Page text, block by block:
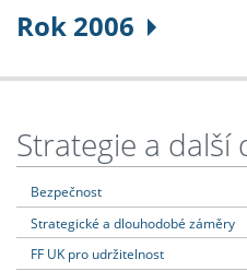
Rok 2006
Strategie a
Bezpečnost
Strategické a dlouhodobé záměry
FF UK pro udržitelnost